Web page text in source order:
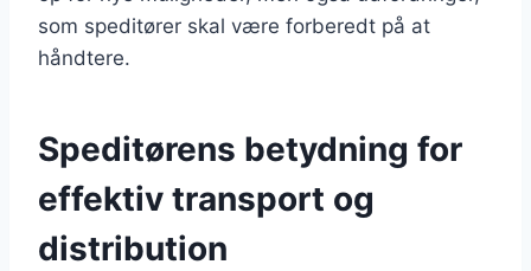
som speditører skal være forberedt på at
håndtere.
Speditørens betydning for
effektiv transport og
distribution